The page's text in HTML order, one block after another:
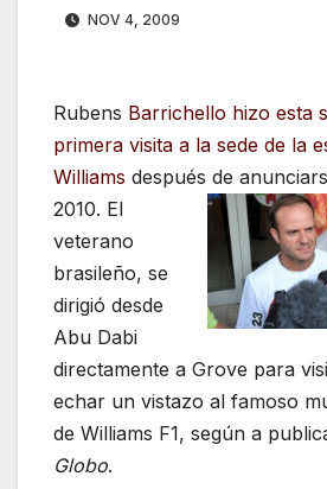
NOV 4, 2009
Rubens Barrichello hizo esta
primera visita a la sede de la
Williams después de
2010. El
veterano
brasileño, se
dirigió desde
Abu Dabi
directamente a Grove para
echar un vistazo al famoso
de Williams F1, según a
Globo.